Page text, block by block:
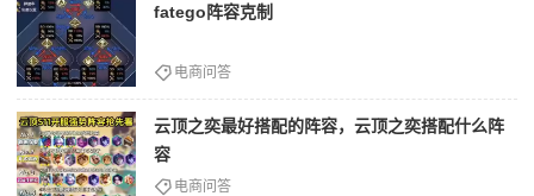
fatego阵容克制
电商问答
云顶之奕最好搭配的阵容，云顶之奕搭配什么阵
容
电商问答